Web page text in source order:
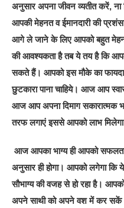
अनुसार अपना जीवन व्यतीत करें, ना
आपकी मेहनत व ईमानदारी की
आगे ले जाने के लिए आपको बहुत
की आवश्यकता है तब ये तय है कि
सकते हैं। आपको इस मौके का फायदा
छुटकारा पाना चाहिये। आज आप
आज आप अपना दिमाग सकारात्मक
तरफ लगाएं इससे आपको लाभ
आज आपका भाग्य ही आपको
अनुसार ही होगा। आपको लगेगा
सौभाग्य की वजह से हो रहा है।
अपने साथी को अपने वश में कर